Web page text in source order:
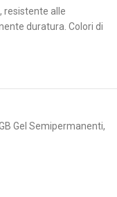
resistente alle
duratura. Colori di
Gel Semipermanenti,